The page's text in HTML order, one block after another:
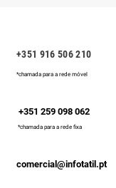
+351 916 506 210
*chamada para a rede móvel
+351 259 098 062
*chamada para a rede fixa
comercial@infotatil.pt